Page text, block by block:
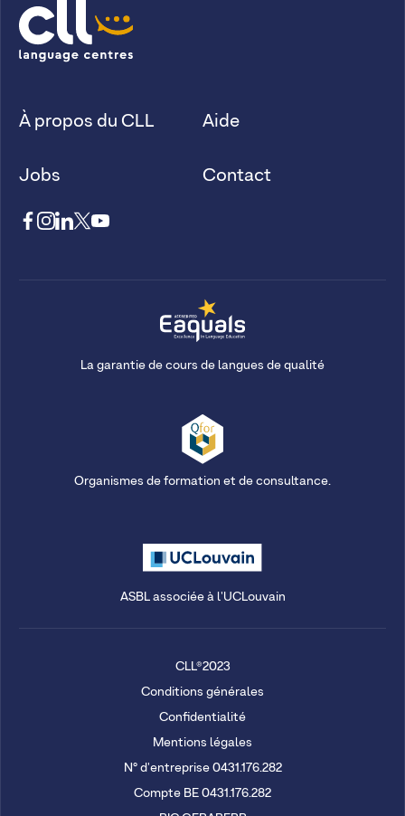
À propos du CLL
Jobs
Aide
Contact
La garantie de cours de langues de qualité
Organismes de formation et de consultance.
ASBL associée à l'UCLouvain
CLL®2023
Conditions générales
Confidentialité
Mentions légales
N° d'entreprise 0431.176.282
Compte BE 0431.176.282